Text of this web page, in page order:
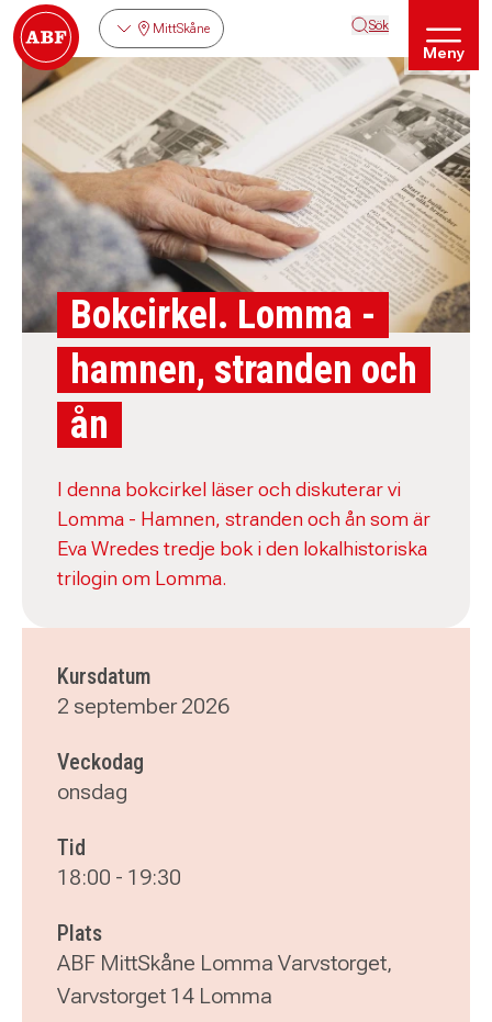
MittSkåne Sök
Meny
Bokcirkel. Lomma -
hamnen, stranden och
ån
I denna bokcirkel läser och diskuterar vi
Lomma - Hamnen, stranden och ån som är
Eva Wredes tredje bok i den lokalhistoriska
trilogin om Lomma.
Kursdatum
2 september 2026
Veckodag
onsdag
Tid
18:00 - 19:30
Plats
ABF MittSkåne Lomma Varvstorget,
Varvstorget 14 Lomma